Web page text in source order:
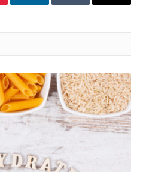
LinkedInTumblr Email